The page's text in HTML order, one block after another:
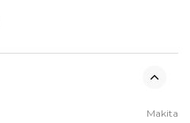
Makita